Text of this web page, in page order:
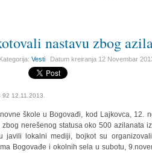
nastavu zbog
Kategorija:Vesti Datum kreiranja 12 Novembar
92 12.11.2013.
škole u Bogovađi, kod Lajkovca, 12.
zbog nerešenog statusa oko 500 azilanata
javili lokalni mediji, bojkot su
Bogovađe i okolnih sela u subotu,